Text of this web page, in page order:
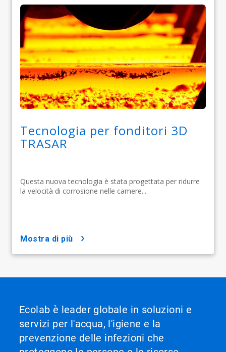
Tecnologia per fonditori 3D
TRASAR
Questa nuova tecnologia è stata progettata per ridurre
la velocità di corrosione nelle camere...
mostra di più
Ecolab è leader globale in soluzioni e
servizi per l'acqua, l'igiene e la
prevenzione delle infezioni che